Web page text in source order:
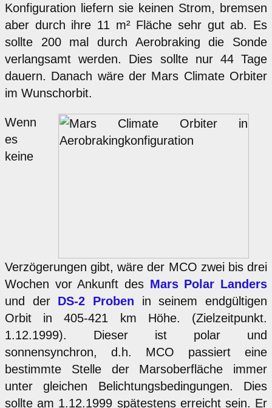
Konfiguration liefern sie keinen Strom, bremsen
aber durch ihre 11 m² Fläche sehr gut ab. Es
sollte 200 mal durch Aerobraking die Sonde
verlangsamt werden. Dies sollte nur 44 Tage
dauern. Danach wäre der Mars Climate Orbiter
im Wunschorbit.
Wenn
es
keine
Verzögerungen gibt, wäre der MCO zwei bis drei
Wochen vor Ankunft des Mars Polar Landers
und der DS-2 Proben in seinem endgültigen
Orbit in 405-421 km Höhe. (Zielzeitpunkt.
1.12.1999). Dieser ist polar und
sonnensynchron, d.h. MCO passiert eine
bestimmte Stelle der Marsoberfläche immer
unter gleichen Belichtungsbedingungen. Dies
sollte am 1.12.1999 spätestens erreicht sein. Er